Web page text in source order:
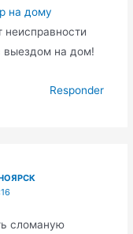
на дому
неисправности
выездом на дом!
Responder
сломаную